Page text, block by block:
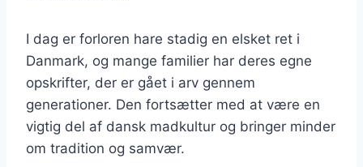
I dag er forloren hare stadig en elsket ret i
Danmark, og mange familier har deres egne
opskrifter, der er gået i arv gennem
generationer. Den fortsætter med at være en
vigtig del af dansk madkultur og bringer minder
om tradition og samvær.